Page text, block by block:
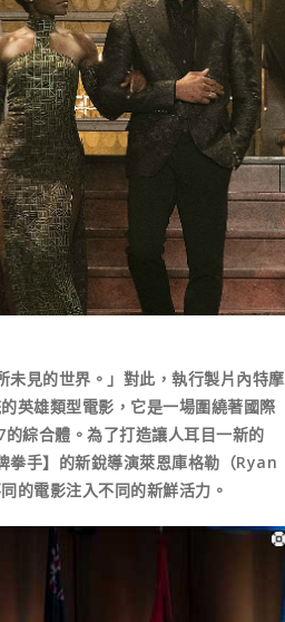
見的世界。」對此，執行製片內特摩
英雄類型電影，它是一場圍繞著國際
綜合體。為了打造讓人耳目一新的
拳手】的新銳導演萊恩庫格勒（Ryan
的電影注入不同的新鮮活力。